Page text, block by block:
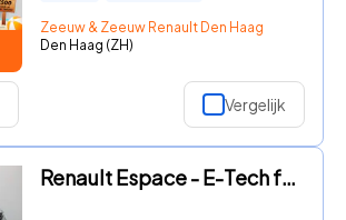
Zeeuw & Zeeuw Renault Den Haag
Den Haag (ZH)
Vergelijk
Renault Espace - E-Tech full hybrid 200 iconic 5p. | Vijf jaar garantie | Pan